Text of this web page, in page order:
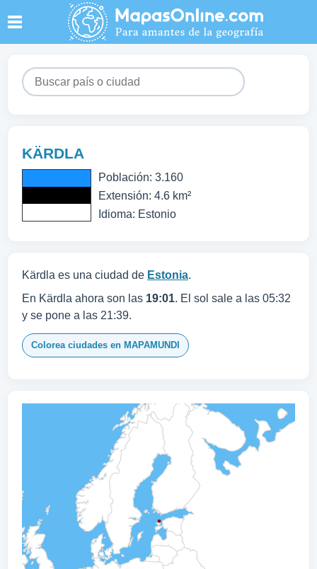
KÄRDLA
Población: 3.160
Extensión: 4.6 km²
Idioma: Estonio
Kärdla es una ciudad de Estonia.
En Kärdla ahora son las 19:01. El sol sale a las 05:32
y se pone a las 21:39.
Colorea ciudades en MAPAMUNDI